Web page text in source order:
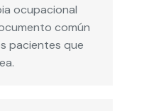
ocupacional
común
pacientes que